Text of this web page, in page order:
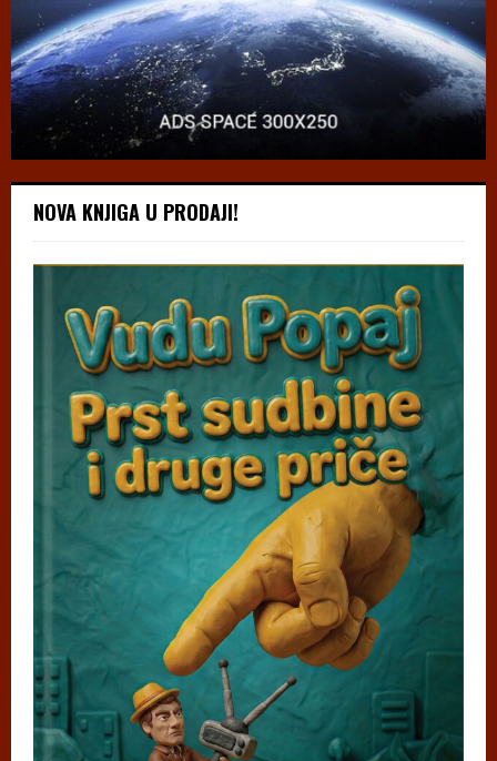
NOVA KNJIGA U PRODAJI!